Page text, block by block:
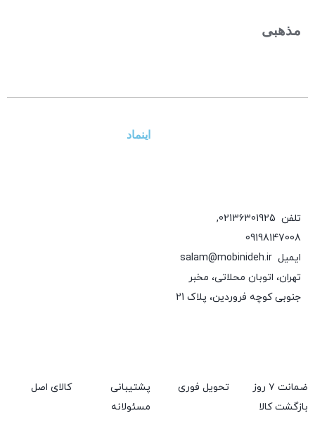
مذهبی
تلفن 02136301925
,
09198147008
ایمیل salam@mobinideh.ir
تهران، اتوبان محلاتی، مخبر
جنوبی کوچه فروردین، پلاک 21
اینماد
ضمانت ۷ روز
بازگشت کالا
تحویل فوری
پشتیبانی
مسئولانه
کالای اصل